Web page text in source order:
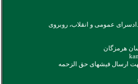
عمومی و انقلاب، روبروی
هرمزگان
ارسال فیشهای حق الزحمه